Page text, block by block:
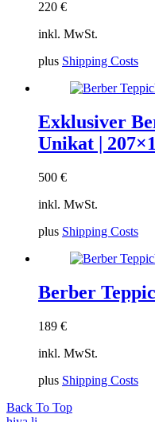
220 €
inkl. MwSt.
plus Shipping Costs
Exklusiver
Unikat |
500 €
inkl. MwSt.
plus Shipping Costs
Berber
189 €
inkl. MwSt.
plus Shipping Costs
Back To Top